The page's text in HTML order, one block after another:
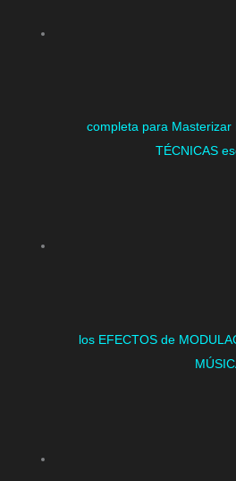
completa para Masterizar
TÉCNICAS
los EFECTOS de